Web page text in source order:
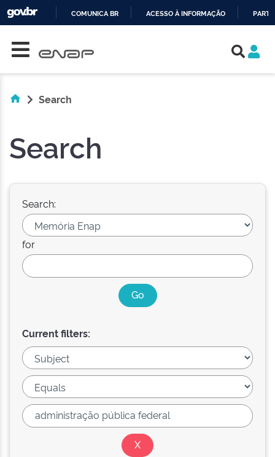
COMUNICA BR ACESSO À INFORMAÇÃO
Search
Search
Search:
for
Current filters: